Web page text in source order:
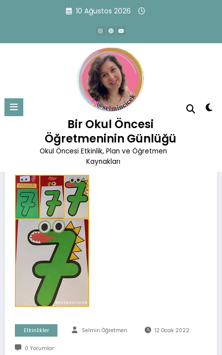
10 Ağustos 2026
Bir Okul Öncesi
Öğretmeninin Günlüğü
Okul Öncesi Etkinlik, Plan ve Öğretmen
Kaynakları
7 Rakamından Timsah
Etkinlikler 7 Rakamından Timsah
Etkinlikler Selmin Öğretmen 12 Ocak 2022
0 Yorumlar